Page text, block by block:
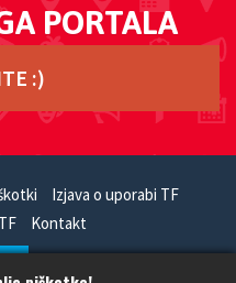
PORTALA
:)
Izjava o uporabi TF
Kontakt